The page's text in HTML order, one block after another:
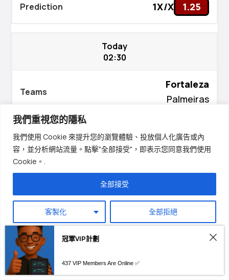
我們重視您的隱私
我們使用 Cookie 來提升您的瀏覽體驗、投放個人化廣告或內
容，並分析網站流量。點擊"全部接受"，即表示您同意我們使用
Cookie。.
客製化 全部拒絕
全部接受
必要的
儲存我的偏好設定
1X/X 1.25
Today
02:30
Fortaleza
Palmeiras
02:30
Fluminense
Vasco da Gama
冠軍VIP計劃
437 VIP Members Are Online ✅香港中文
Deutsch
Français
हिन्दी
Nederlands
Bahasa Indonesia